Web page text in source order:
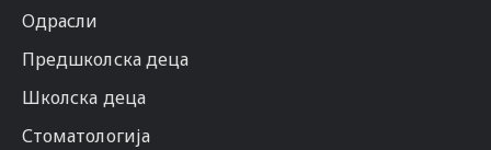
Одрасли
Предшколска деца
Школска деца
Стоматологија